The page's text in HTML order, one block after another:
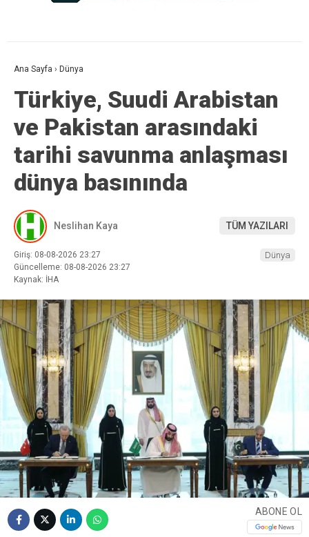
Ana Sayfa › Dünya
Türkiye, Suudi Arabistan
ve Pakistan arasındaki
tarihi savunma anlaşması
dünya basınında
Neslihan Kaya TÜM YAZILARI
Giriş: 08-08-2026 23:27
Güncelleme: 08-08-2026 23:27
Kaynak: İHA
Dünya
ABONE OL